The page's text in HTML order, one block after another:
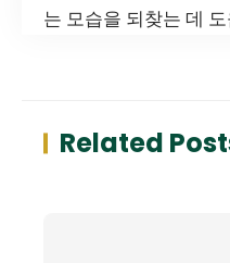
는 모습을 되찾는 데
Related